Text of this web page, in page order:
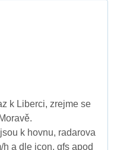
k Liberci, zrejme se
k hovnu, radarova
a dle icon, gfs apod